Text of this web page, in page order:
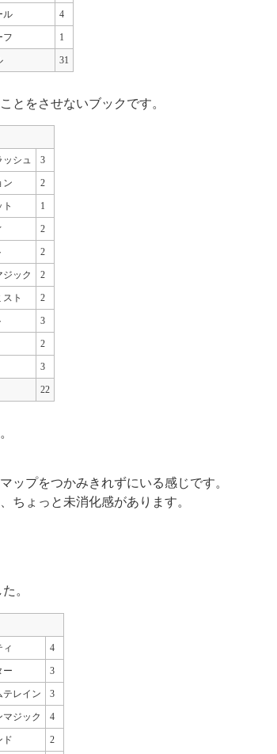
ル 4
フ 1
31
とをさせないブックです。
ッシュ 3
ン 2
1
2
2
ジック 2
ト 2
3
2
3
22
ップをつかみきれずにいる感じです。
ちょっと未消化感があります。
。
ィ 4
ー 3
テレイン 3
マジック 4
ド 2